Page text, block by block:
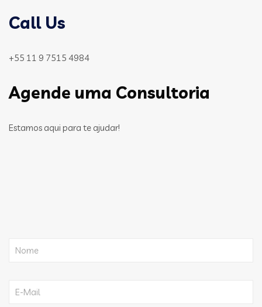
Call Us
+55 11 9 7515 4984
Agende uma Consultoria
Estamos aqui para te ajudar!